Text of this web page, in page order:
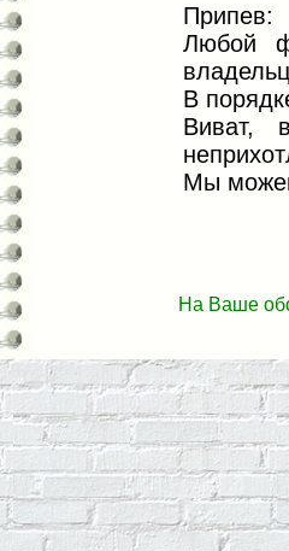
Припев:
Любой
В
Виват,
Мы
На Ваше